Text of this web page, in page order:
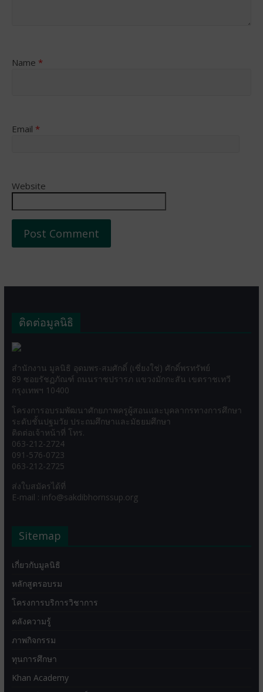
Name *
Email *
Website
ติดต่อมูลนิธิ
สำนักงาน มูลนิธิ อุดมพร-สมศักดิ์ (เซี่ยงใช่) ศักดิ์พรทรัพย์
89 ซอยรัชฏภัณฑ์ ถนนราชปรารภ แขวงมักกะสัน เขตราชเทวี
กรุงเทพฯ 10400
โครงการอบรมพัฒนาศักยภาพครูผู้สอนและบุคลากรทางการศึกษา
ระดับชั้นปฐมวัย ประถมศึกษาและมัธยมศึกษา
ติดต่อเจ้าหน้าที่ โทร.
063-212-2724
091-576-0723
063-212-2725
ส่งใบสมัครได้ที่
E-mail : info@sakdibhornssup.org
Sitemap
เกี่ยวกับมูลนิธิ
หลักสูตรอบรม
โครงการบริการวิชาการ
คลังความรู้
ภาพกิจกรรม
ทุนการศึกษา
Khan Academy